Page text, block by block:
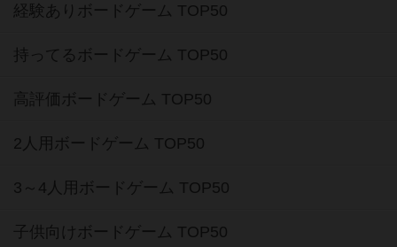
経験ありボードゲーム TOP50
持ってるボードゲーム TOP50
高評価ボードゲーム TOP50
2人用ボードゲーム TOP50
3～4人用ボードゲーム TOP50
子供向けボードゲーム TOP50